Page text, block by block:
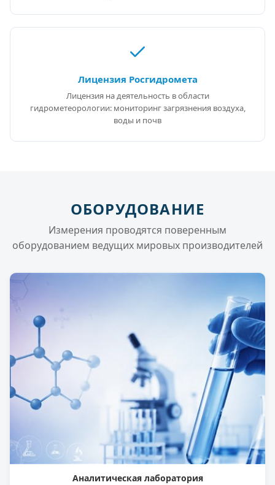
Лицензия Росгидромета
Лицензия на деятельность в области
гидрометеорологии: мониторинг загрязнения воздуха,
воды и почв
ОБОРУДОВАНИЕ
Измерения проводятся поверенным
оборудованием ведущих мировых производителей
Аналитическая лаборатория